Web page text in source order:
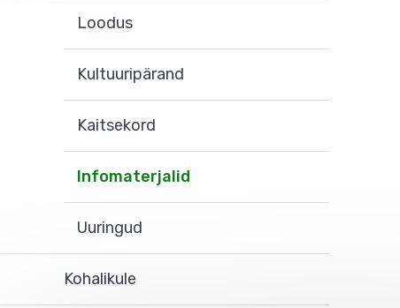
Loodus
Kultuuripärand
Kaitsekord
Infomaterjalid
Uuringud
Kohalikule